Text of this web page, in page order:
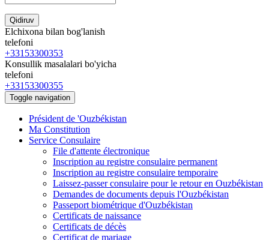
Qidiruv
Elchixona bilan bog'lanish
telefoni
+33153300353
Konsullik masalalari bo'yicha
telefoni
+33153300355
Toggle navigation
Président de 'Ouzbékistan
Ma Constitution
Service Consulaire
File d'attente électronique
Inscription au registre consulaire permanent
Inscription au registre consulaire temporaire
Laissez-passer consulaire pour le retour en Ouzbékistan
Demandes de documents depuis l'Ouzbékistan
Passeport biométrique d'Ouzbékistan
Certificats de naissance
Certificats de décès
Certificat de mariage